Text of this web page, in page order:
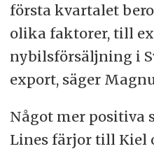
första kvartalet
olika faktorer, till
nybilsförsäljning i
export, säger
Något mer positiva
Lines färjor till Kiel